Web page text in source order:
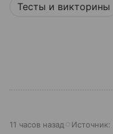
Тесты и викторины
11 часов назад Источник: